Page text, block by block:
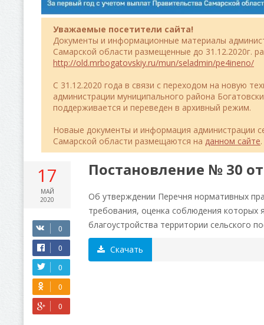
Уважаемые посетители сайта!
Документы и информационные материалы
Самарской области размещенные до 31.12.2020г.
http://old.mrbogatovskiy.ru/mun/seladmin/pe4ineno/
C 31.12.2020 года в связи с переходом на новую
администрации муниципального района
поддерживается и переведен в архивный режим.
Новаые документы и информация администрации
Самарской области размещаются на данном сайте.
17
МАЙ
2020
Постановление № 30 от
Об утверждении Перечня нормативных
требования, оценка соблюдения которых
благоустройства территории сельского
Скачать